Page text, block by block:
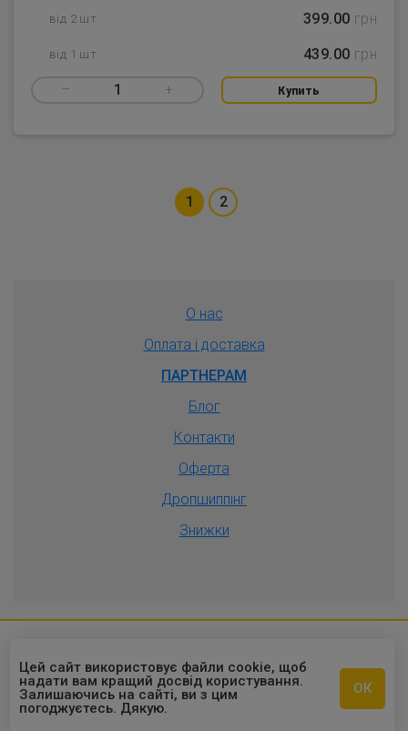
від 2 шт 399.00 грн
від 1 шт 439.00 грн
– 1 + Купить
1 2
О нас
Оплата і доставка
ПАРТНЕРАМ
Блог
Контакти
Оферта
Дропшиппiнг
Знижки
2010-2026 © Оптовый интернет-
магазин "ОПТУКР"
Цей сайт використовує файли cookie, щоб
надати вам кращий досвід користування.
Залишаючись на сайті, ви з цим
погоджуєтесь. Дякую.
ОК